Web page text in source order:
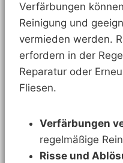
Verfärbungen
Reinigung und
vermieden werden.
erfordern in der
Reparatur oder
Fliesen.
Verfärbungen
regelmäßige
Risse und